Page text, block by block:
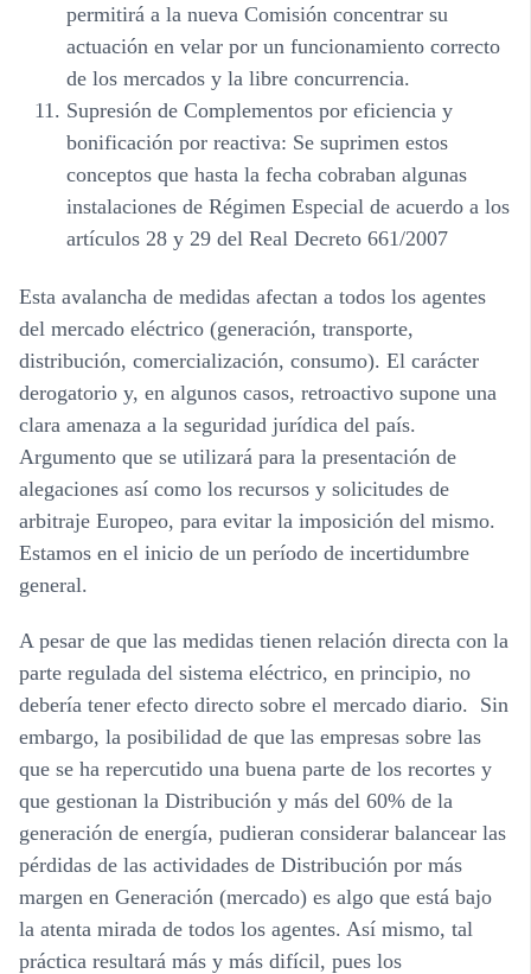
permitirá a la nueva Comisión concentrar su
actuación en velar por un funcionamiento correcto
de los mercados y la libre concurrencia.
Supresión de Complementos por eficiencia y
bonificación por reactiva: Se suprimen estos
conceptos que hasta la fecha cobraban algunas
instalaciones de Régimen Especial de acuerdo a los
artículos 28 y 29 del Real Decreto 661/2007
Esta avalancha de medidas afectan a todos los agentes
del mercado eléctrico (generación, transporte,
distribución, comercialización, consumo). El carácter
derogatorio y, en algunos casos, retroactivo supone una
clara amenaza a la seguridad jurídica del país.
Argumento que se utilizará para la presentación de
alegaciones así como los recursos y solicitudes de
arbitraje Europeo, para evitar la imposición del mismo.
Estamos en el inicio de un período de incertidumbre
general.
A pesar de que las medidas tienen relación directa con la
parte regulada del sistema eléctrico, en principio, no
debería tener efecto directo sobre el mercado diario. Sin
embargo, la posibilidad de que las empresas sobre las
que se ha repercutido una buena parte de los recortes y
que gestionan la Distribución y más del 60% de la
generación de energía, pudieran considerar balancear las
pérdidas de las actividades de Distribución por más
margen en Generación (mercado) es algo que está bajo
la atenta mirada de todos los agentes. Así mismo, tal
práctica resultará más y más difícil, pues los